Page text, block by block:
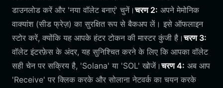
डाउनलोड करें और 'नया वॉलेट बनाएं' चुनें।चरण 2: अपने मेमोनिक
वाक्यांश (सीड फ्रेज़) का सुरक्षित रूप से बैकअप लें। इसे ऑफलाइन
स्टोर करें, क्योंकि यह आपके हंटर टोकन की मास्टर कुंजी है।चरण 3:
वॉलेट इंटरफ़ेस के अंदर, यह सुनिश्चित करने के लिए कि आपका वॉलेट
सही चेन पर सक्रिय है, 'Solana' या 'SOL' खोजें।चरण 4: अब आप
'Receive' पर क्लिक करके और सोलाना नेटवर्क का चयन करके